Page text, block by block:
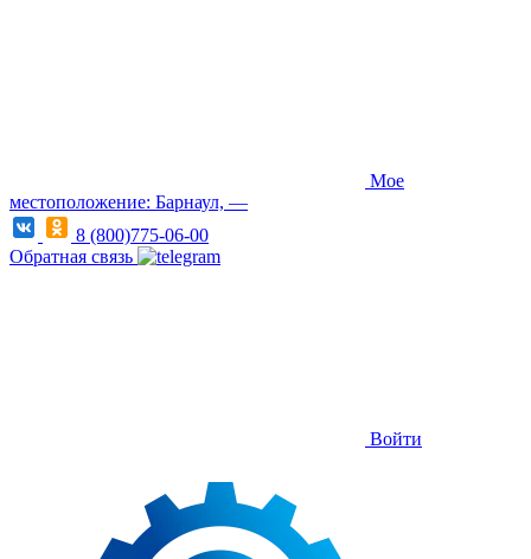
Мое
местоположение: Барнаул, —
8 (800)775-06-00
Обратная связь
Войти